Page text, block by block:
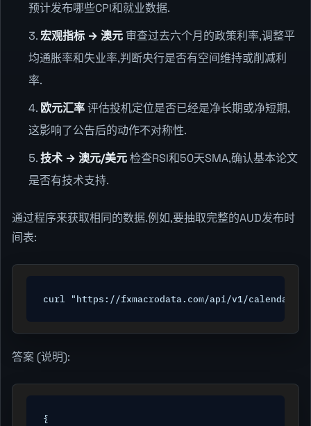
预计发布哪些CPI和就业数据.
宏观指标 → 澳元 审查过去六个月的政策利率,调整平
均通胀率和失业率,判断央行是否有空间维持或削减利
率.
欧元汇率评估投机定位是否已经是净长期或净短期,
这影响了公告后的动作不对称性.
技术 → 澳元/美元检查RSI和50天SMA,确认基本论文
是否有技术支持.
通过程序来获取相同的数据.例如,要抽取完整的AUD发布时
间表:
curl "https://fxmacrodata.com/api/v1/calendar/
答案 (说明):
{